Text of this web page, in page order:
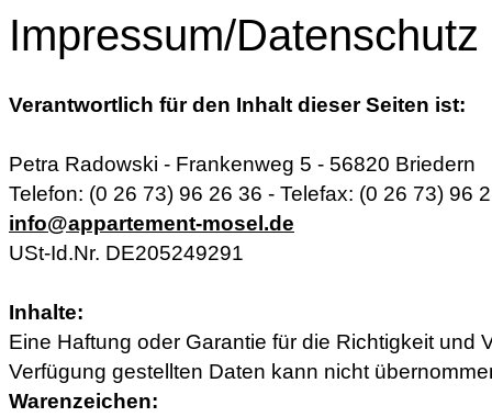
Impressum/Datenschutz
Verantwortlich für den Inhalt dieser Seiten ist:
Petra Radowski - Frankenweg 5 - 56820 Briedern
Telefon: (0 26 73) 96 26 36 - Telefax: (0 26 73) 96
info@appartement-mosel.de
USt-Id.Nr. DE205249291
Inhalte:
Eine Haftung oder Garantie für die Richtigkeit und
Verfügung gestellten Daten kann nicht
Warenzeichen: